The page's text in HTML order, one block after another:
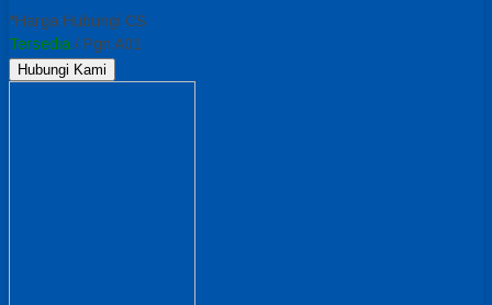
*Harga Hubungi CS
Tersedia / Pgn A01
Hubungi Kami